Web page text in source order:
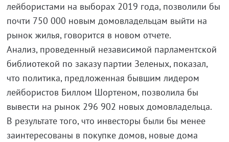
лейбористами на выборах 2019 года, позволили бы
почти 750 000 новым домовладельцам выйти на
рынок жилья, говорится в новом отчете.
Анализ, проведенный независимой парламентской
библиотекой по заказу партии Зеленых, показал,
что политика, предложенная бывшим лидером
лейбористов Биллом Шортеном, позволила бы
вывести на рынок 296 902 новых домовладельца.
В результате того, что инвесторы были бы менее
заинтересованы в покупке домов, новые дома